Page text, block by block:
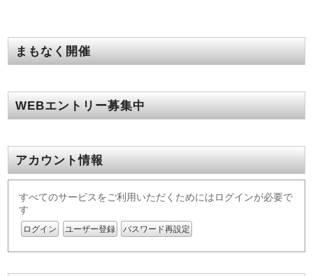
まもなく開催
WEBエントリー募集中
アカウント情報
すべてのサービスをご利用いただくためにはログインが必要で
す
ログイン ユーザー登録 パスワード再設定